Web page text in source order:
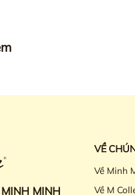
MINH
VỀ
Về Minh
Về M